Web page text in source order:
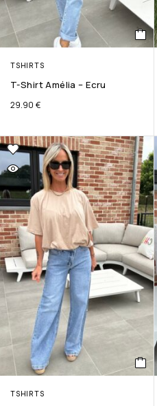
TSHIRTS
T-Shirt Amélia – Ecru
29.90 €
TSHIRTS